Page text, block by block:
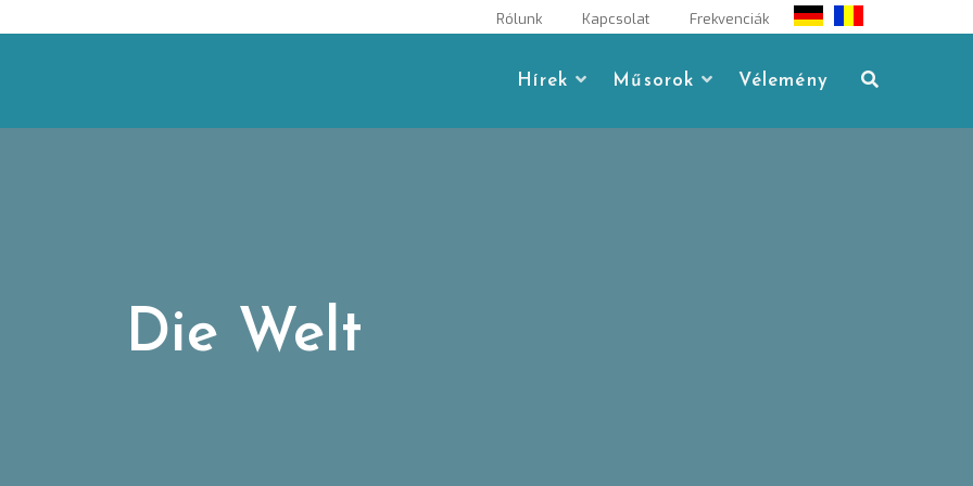
Rólunk Kapcsolat Frekvenciák
Hírek Műsorok Vélemény
Die Welt